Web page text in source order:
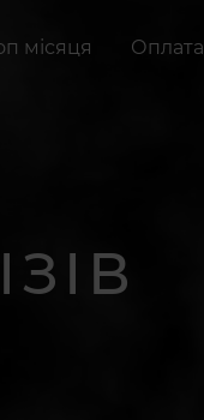
місяця Оплата